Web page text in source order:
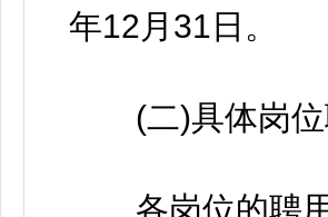
年12月31日。
(二)具体岗位
各岗位的聘用